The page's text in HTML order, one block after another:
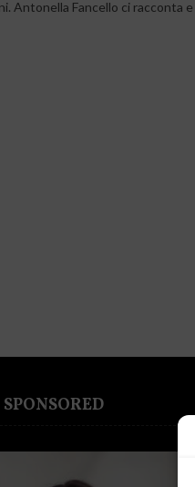
Antonella Fancello ci racconta e
SPONSORED